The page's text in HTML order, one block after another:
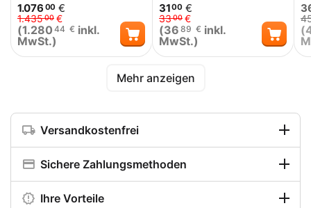
1.076 00 €
1.43500 €
(1.280 44 € inkl.
MwSt.)
3100 €
3300 €
(36 89 € inkl.
MwSt.)
(
Mehr anzeigen
Versandkostenfrei
Sichere Zahlungsmethoden
Ihre Vorteile